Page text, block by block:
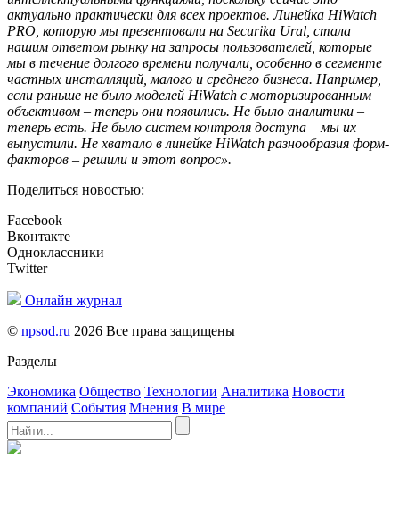
актуально практически для всех проектов. Линейка HiWatch
PRO, которую мы презентовали на Securika Ural, стала
нашим ответом рынку на запросы пользователей, которые
мы в течение долгого времени получали, особенно в сегменте
частных инсталляций, малого и среднего бизнеса. Например,
если раньше не было моделей HiWatch с моторизированным
объективом – теперь они появились. Не было аналитики –
теперь есть. Не было систем контроля доступа – мы их
выпустили. Не хватало в линейке HiWatch разнообразия форм-
факторов – решили и этот вопрос».
Поделиться новостью:
Facebook
Вконтакте
Одноклассники
Twitter
Онлайн журнал
© npsod.ru 2026 Все права защищены
Разделы
Экономика Общество Технологии Аналитика Новости
компаний События Мнения В мире